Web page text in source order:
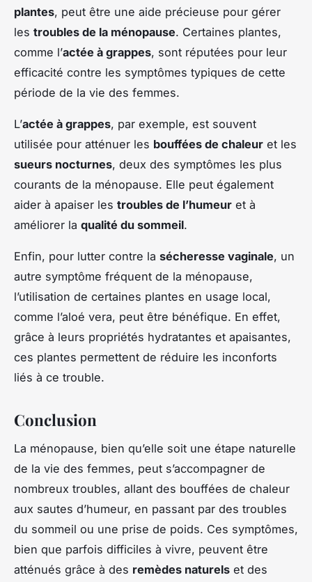
plantes, peut être une aide précieuse pour gérer
les troubles de la ménopause. Certaines plantes,
comme l’actée à grappes, sont réputées pour leur
efficacité contre les symptômes typiques de cette
période de la vie des femmes.
L’actée à grappes, par exemple, est souvent
utilisée pour atténuer les bouffées de chaleur et les
sueurs nocturnes, deux des symptômes les plus
courants de la ménopause. Elle peut également
aider à apaiser les troubles de l’humeur et à
améliorer la qualité du sommeil.
Enfin, pour lutter contre la sécheresse vaginale, un
autre symptôme fréquent de la ménopause,
l’utilisation de certaines plantes en usage local,
comme l’aloé vera, peut être bénéfique. En effet,
grâce à leurs propriétés hydratantes et apaisantes,
ces plantes permettent de réduire les inconforts
liés à ce trouble.
Conclusion
La ménopause, bien qu’elle soit une étape naturelle
de la vie des femmes, peut s’accompagner de
nombreux troubles, allant des bouffées de chaleur
aux sautes d’humeur, en passant par des troubles
du sommeil ou une prise de poids. Ces symptômes,
bien que parfois difficiles à vivre, peuvent être
atténués grâce à des remèdes naturels et des